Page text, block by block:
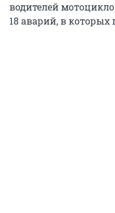
водителей
18 аварий, в которых